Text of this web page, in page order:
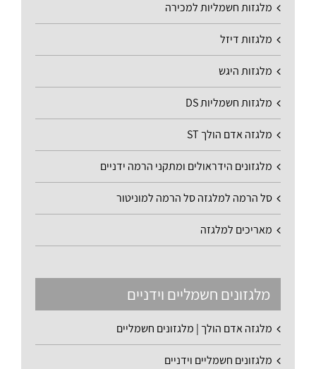
מלגזות חשמליות למכירה
מלגזות דיזל
מלגזות היגש
מלגזות חשמליות DS
מלגזה אדם הולך ST
מלגזונים הידראולים ומתקני הרמה ידניים
סל הרמה למלגזה סל הרמה למוניטור
מאריכים למלגזה
מלגזונים חשמליים וידניים
מלגזה אדם הולך | מלגזונים חשמליים
מלגזונים חשמליים וידניים